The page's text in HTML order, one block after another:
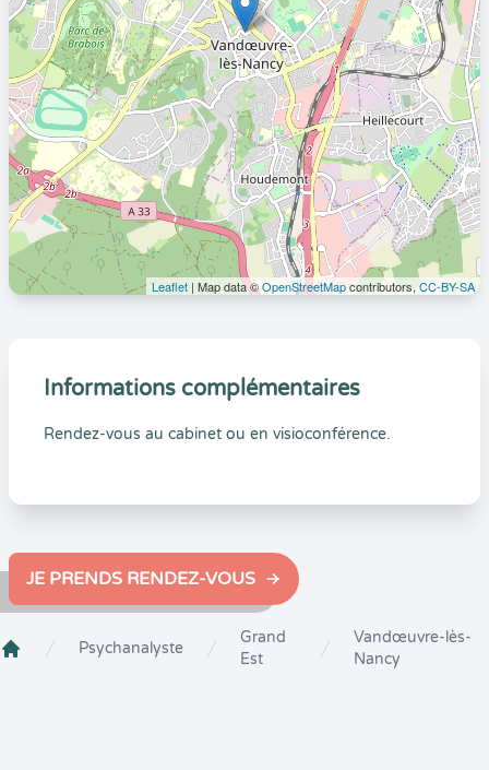
Leaflet | Map data ©OpenStreetMapcontributors, CC-BY-SA
Informations complémentaires
Rendez-vous au cabinet ou en visioconférence.
JE PRENDS RENDEZ-VOUS
Psychanalyste
Grand
Est
Vandœuvre-lès-
Nancy